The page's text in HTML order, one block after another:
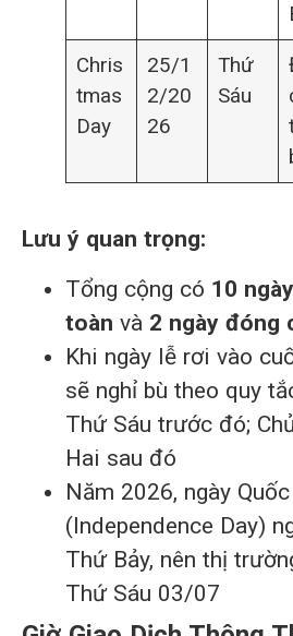
Chris
tmas
Day
25/1
2/20
26
Thứ
Sáu
Lưu ý quan trọng:
Tổng cộng có 10
toàn và 2 ngày đóng
Khi ngày lễ rơi vào
sẽ nghỉ bù theo quy
Thứ Sáu trước đó;
Hai sau đó
Năm 2026, ngày
(Independence Day)
Thứ Bảy, nên thị
Thứ Sáu 03/07